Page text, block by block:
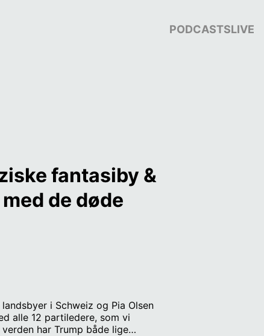
PODCASTSLIVE
fantasiby &
de døde
i Schweiz og Pia Olsen
alle 12 partiledere, som vi
har Trump både lige